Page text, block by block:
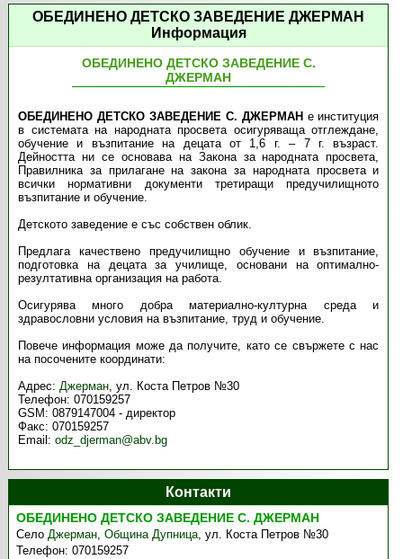
ОБЕДИНЕНО ДЕТСКО ЗАВЕДЕНИЕ ДЖЕРМАН
Информация
ОБЕДИНЕНО ДЕТСКО ЗАВЕДЕНИЕ С.
ДЖЕРМАН
ОБЕДИНЕНО ДЕТСКО ЗАВЕДЕНИЕ С. ДЖЕРМАН е институция
в системата на народната просвета осигуряваща отглеждане,
обучение и възпитание на децата от 1,6 г. – 7 г. възраст.
Дейността ни се основава на Закона за народната просвета,
Правилника за прилагане на закона за народната просвета и
всички нормативни документи третиращи предучилищното
възпитание и обучение.
Детското заведение е със собствен облик.
Предлага качествено предучилищно обучение и възпитание,
подготовка на децата за училище, основани на оптимално-
резултативна организация на работа.
Осигурява много добра материално-културна среда и
здравословни условия на възпитание, труд и обучение.
Повече информация може да получите, като се свържете с нас
на посочените координати:
Адрес: Джерман, ул. Коста Петров №30
Телефон: 070159257
GSM: 0879147004 - директор
Факс: 070159257
Email: odz_djerman@abv.bg
Контакти
ОБЕДИНЕНО ДЕТСКО ЗАВЕДЕНИЕ С. ДЖЕРМАН
СелоДжерман,Община Дупница,ул. Коста Петров №30
Телефон:070159257